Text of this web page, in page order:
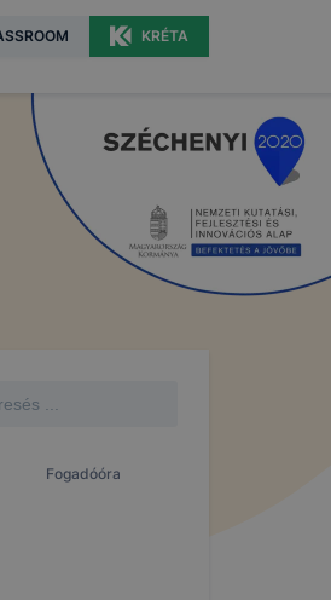
KRÉTA
Fogadóóra